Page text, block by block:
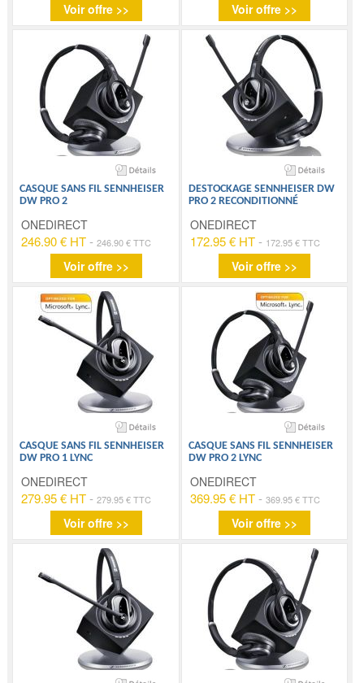
Voir offre >> Voir offre >>
CASQUE SANS FIL SENNHEISER
DW PRO 2
ONEDIRECT
246.90 € HT -246.90 € TTC
Voir offre >>
DESTOCKAGE SENNHEISER DW
PRO 2 RECONDITIONNÉ
ONEDIRECT
172.95 € HT- 172.95 € TTC
Voir offre >>
CASQUE SANS FIL SENNHEISER
DW PRO 1 LYNC
ONEDIRECT
279.95 € HT -279.95 € TTC
Voir offre >>
CASQUE SANS FIL SENNHEISER
DW PRO 2 LYNC
ONEDIRECT
369.95 € HT- 369.95 € TTC
Voir offre >>